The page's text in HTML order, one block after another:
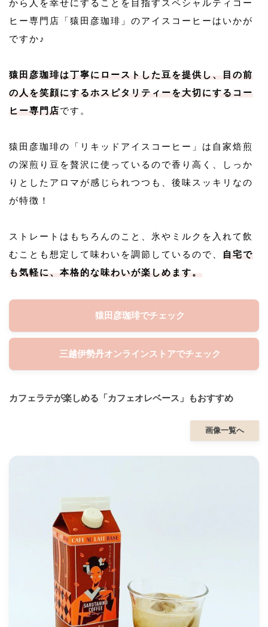
から人を幸せにすることを目指すスペシャルティコー
ヒー専門店「猿田彦珈琲」のアイスコーヒーはいかが
ですか♪
猿田彦珈琲は丁寧にローストした豆を提供し、目の前
の人を笑顔にするホスピタリティーを大切にするコー
ヒー専門店です。
猿田彦珈琲の「リキッドアイスコーヒー」は自家焙煎
の深煎り豆を贅沢に使っているので香り高く、しっか
りとしたアロマが感じられつつも、後味スッキリなの
が特徴！
ストレートはもちろんのこと、氷やミルクを入れて飲
むことも想定して味わいを調節しているので、
自宅で
も気軽に、本格的な味わいが楽しめます。
猿田彦珈琲でチェック
三越伊勢丹オンラインストアでチェック
カフェラテが楽しめる「カフェオレベース」もおすすめ
画像一覧へ